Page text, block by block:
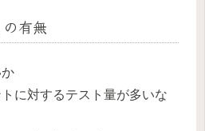
有無
に対するテスト量が多いな